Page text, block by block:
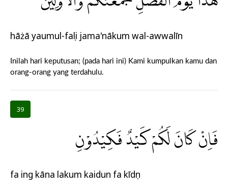
hāżā yaumul-faṣli jama'nākum wal-awwalīn
Inilah hari keputusan; (pada hari ini) Kami kumpulkan kamu dan
orang-orang yang terdahulu.
39
فَاِنْ كَانَ لَكُمْ كَيْدٌ فَكِيْدُوْنِ
fa ing kāna lakum kaidun fa kīdụn